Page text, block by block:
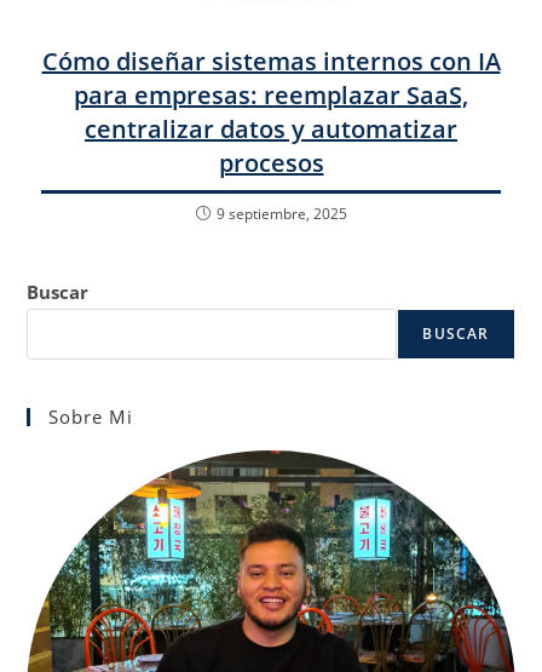
Cómo diseñar sistemas internos con IA
para empresas: reemplazar SaaS,
centralizar datos y automatizar
procesos
9 septiembre, 2025
Buscar
BUSCAR
Sobre Mi